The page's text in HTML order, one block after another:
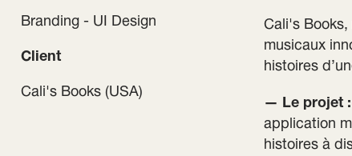
Branding - UI Design
Client
Cali's Books (USA)
Cali's
musicaux
histoires
— Le projet :
application
histoires à